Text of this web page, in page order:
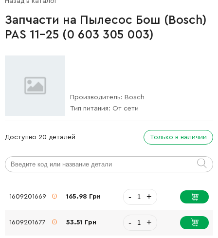
Запчасти на Пылесос Бош (Bosch)
PAS 11-25 (0 603 305 003)
Производитель: Bosch
Тип питания: От сети
Доступно 20 деталей Только в наличии
1609201669 165.98 Грн - +
1609201677 53.51 Грн - +